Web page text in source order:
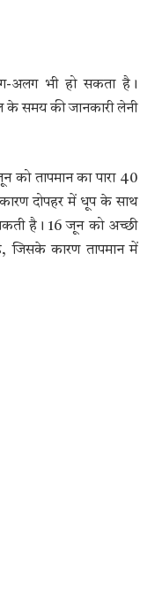
अलग भी हो सकता है।
समय की जानकारी लेनी
को तापमान का पारा 40
दोपहर में धूप के साथ
है। 16 जून को अच्छी
जिसके कारण तापमान में